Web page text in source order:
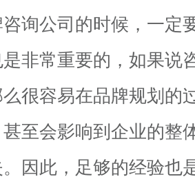
询公司的时候，一定
非常重要的，如果说
很容易在品牌规划的
至会影响到企业的整
因此，足够的经验也